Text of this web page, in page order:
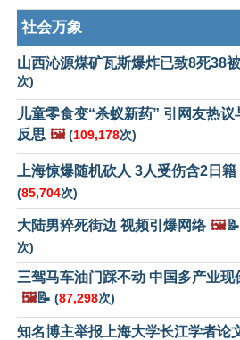
社会万象
山西沁源煤矿瓦斯爆炸已致8死38
次)
儿童零食变“杀蚁新药” 引网友热议
反思 🖼️ (109,178次)
上海惊爆随机砍人 3人受伤含2日籍
(85,704次)
大陆男猝死街边 视频引爆网络 🖼️📝
次)
三驾马车油门踩不动 中国多产业现
🖼️📝 (87,298次)
知名博主举报上海大学长江学者论